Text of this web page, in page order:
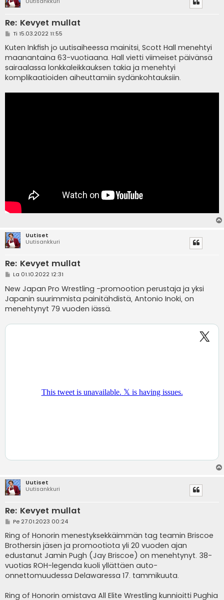
Re: Kevyet mullat
V
e
s
t
i
Ti 15.03.2022 11:55
Kuten Inkfish jo uutisaiheessa mainitsi, Scott Hall menehtyi
maanantaina 63-vuotiaana. Hall vietti viimeiset päivänsä
sairaalassa lonkkaleikkauksen takia ja menehtyi
komplikaatioiden aiheuttamiin sydänkohtauksiin.
Uutiset
Uutisankkuri
Re: Kevyet mullat
V
e
s
t
i
La 01.10.2022 12:31
New Japan Pro Wrestling -promootion perustaja ja yksi
Japanin suurimmista painitähdistä, Antonio Inoki, on
menehtynyt 79 vuoden iässä.
Uutiset
Uutisankkuri
Re: Kevyet mullat
V
e
s
t
i
Pe 27.01.2023 00:24
Ring of Honorin menestyksekkäimmän tag teamin Briscoe
Brothersin jäsen ja promootiota yli 20 vuoden ajan
edustanut Jamin Pugh (Jay Briscoe) on menehtynyt. 38-
vuotias ROH-legenda kuoli yllättäen auto-
onnettomuudessa Delawaressa 17. tammikuuta.
Ring of Honorin omistava All Elite Wrestling kunnioitti Pughia